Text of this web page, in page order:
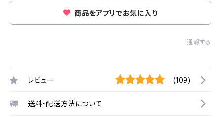
商品をアプリでお気に入り
通報する
レビュー (109)
送料・配送方法について